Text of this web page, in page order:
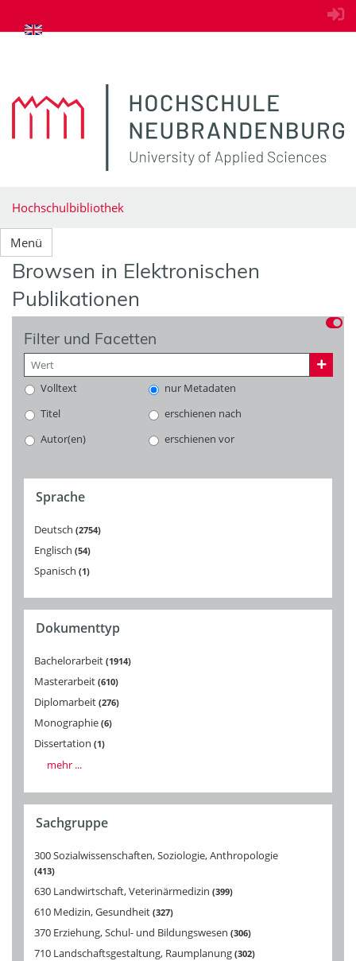
zum Inhalt springen
Hochschulbibliothek
Menü
Browsen in Elektronischen
Publikationen
Filter und Facetten
Volltext
nur Metadaten
Titel
erschienen nach
Autor(en)
erschienen vor
Sprache
Deutsch 2754
Englisch 54
Spanisch 1
Dokumenttyp
Bachelorarbeit 1914
Masterarbeit 610
Diplomarbeit 276
Monographie 6
Dissertation 1
mehr ...
Sachgruppe
300 Sozialwissenschaften, Soziologie, Anthropologie
413
630 Landwirtschaft, Veterinärmedizin 399
610 Medizin, Gesundheit 327
370 Erziehung, Schul- und Bildungswesen 306
710 Landschaftsgestaltung, Raumplanung 302